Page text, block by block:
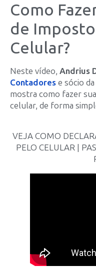
Como
de
Celular?
Neste vídeo, Andrius
Contadores e sócio da
mostra como fazer
celular, de forma
VEJA COMO
PELO CELULAR |